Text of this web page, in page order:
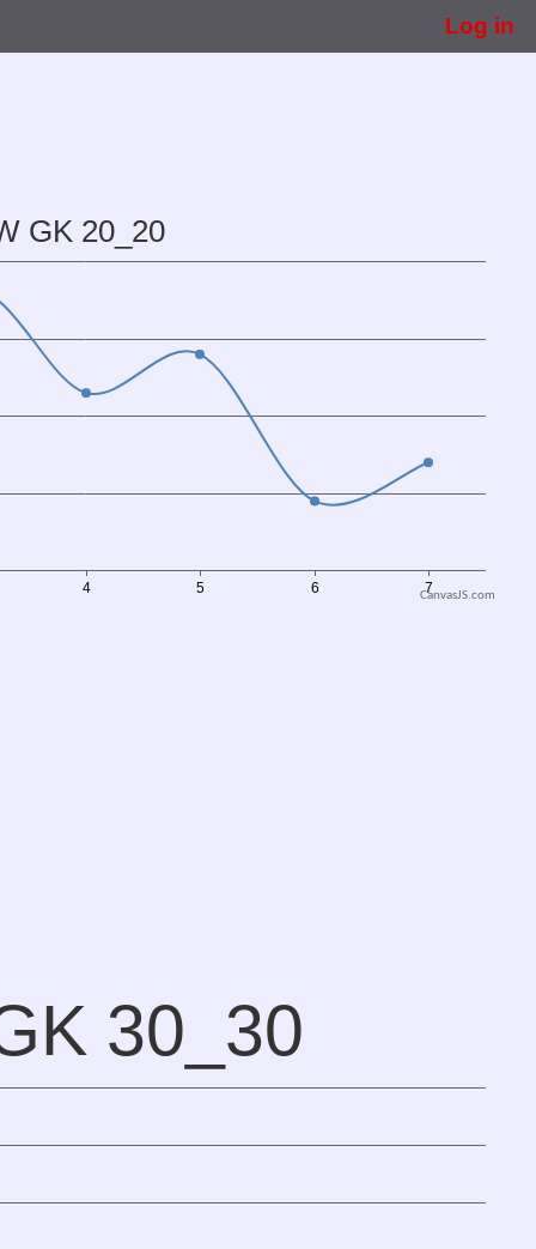
Log in
CanvasJS.com